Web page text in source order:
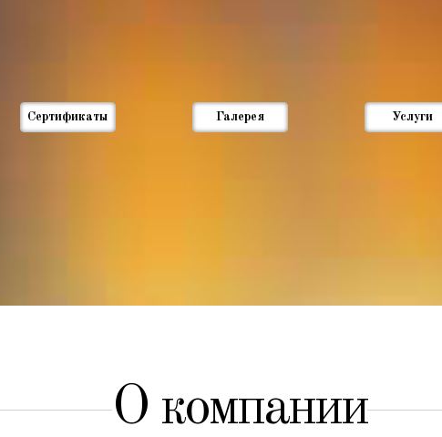
Сертификаты Галерея Услуги
О компании